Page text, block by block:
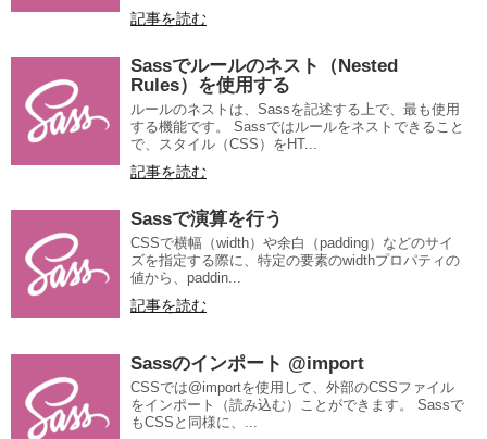
記事を読む
Sassでルールのネスト（Nested
Rules）を使用する
ルールのネストは、Sassを記述する上で、最も使用
する機能です。 Sassではルールをネストできること
で、スタイル（CSS）をHT...
記事を読む
Sassで演算を行う
CSSで横幅（width）や余白（padding）などのサイ
ズを指定する際に、特定の要素のwidthプロパティの
値から、paddin...
記事を読む
Sassのインポート @import
CSSでは@importを使用して、外部のCSSファイル
をインポート（読み込む）ことができます。 Sassで
もCSSと同様に、...